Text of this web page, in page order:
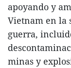
apoyando y
Vietnam en la
guerra,
minas y